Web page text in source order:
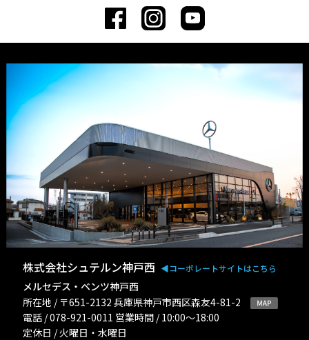
株式会社シュテルン神戸西 ◀︎コーポレートサイトはこちら
メルセデス・ベンツ神戸西
所在地 / 〒651-2132 兵庫県神戸市西区森友4-81-2
電話 / 078-921-0011 営業時間 / 10:00〜18:00
定休日 / 火曜日・水曜日